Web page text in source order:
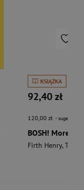
KSIĄŻKA
92,40 zł
120,00 zł -
Firth Henry,